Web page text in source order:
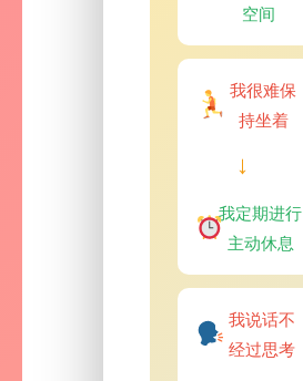
空间
我很难保
持坐着
→
我定期进行
主动休息
我说话不
经过思考